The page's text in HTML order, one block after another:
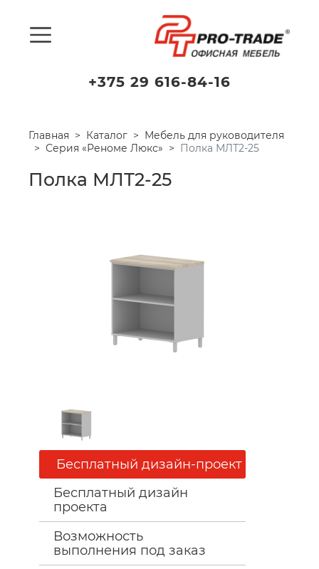
+375 29 616-84-16
Главная Каталог
Мебель для руководителя
Серия «Реноме Люкс»
Полка МЛТ2-25
Полка МЛТ2-25
Бесплатный дизайн-проект
Бесплатный дизайн
проекта
Возможность
выполнения под заказ